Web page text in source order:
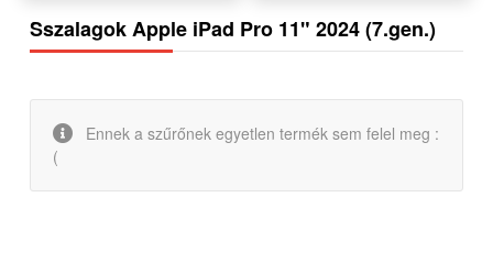
Sszalagok Apple iPad Pro 11" 2024 (7.gen.)
Ennek a szűrőnek egyetlen termék sem felel meg :
(